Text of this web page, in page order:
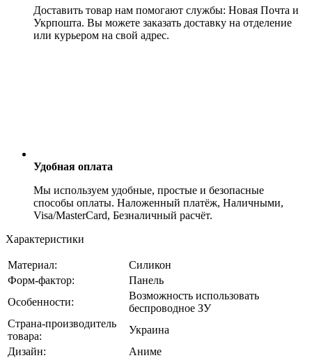
Доставить товар нам помогают службы: Новая Почта и
Укрпошта. Вы можете заказать доставку на отделение
или курьером на свой адрес.
Удобная оплата
Мы используем удобные, простые и безопасные
способы оплаты. Наложенный платёж, Наличными,
Visa/MasterCard, Безналичный расчёт.
Характеристики
Материал:
Силикон
Форм-фактор:
Панель
Особенности:
Возможность использовать
беспроводное ЗУ
Страна-производитель
товара:
Украина
Дизайн:
Аниме